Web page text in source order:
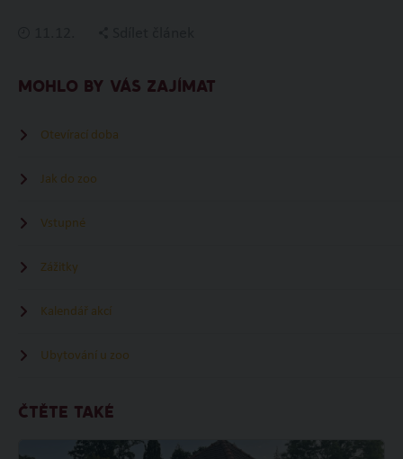
MOHLO BY VÁS ZAJÍMAT
Otevírací doba
Jak do zoo
Vstupné
Zážitky
Kalendář akcí
Ubytování u zoo
ČTĚTE TAKÉ